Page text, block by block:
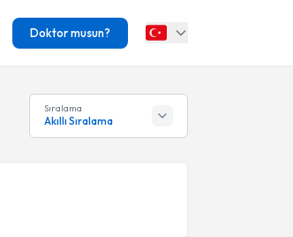
Doktor musun?
Sıralama
Akıllı Sıralama